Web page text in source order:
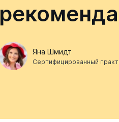
Яна Шмидт
Сертифицированный